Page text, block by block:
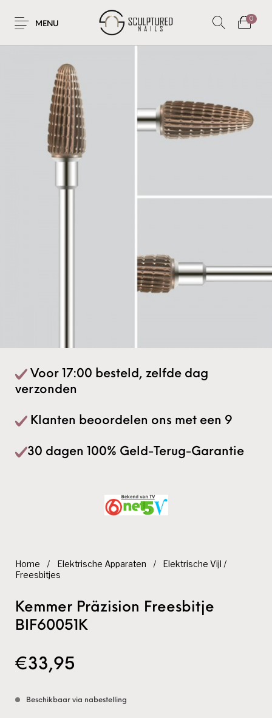
MENU
0
Home / Elektrische Apparaten /
Elektrische Vijl /
Freesbitjes
Kemmer Präzision Freesbitje
BIF60051K
€33,95
Beschikbaar via nabestelling
Voor 17:00 besteld, zelfde dag
verzonden
Klanten beoordelen ons met een 9
30 dagen 100% Geld-Terug-Garantie